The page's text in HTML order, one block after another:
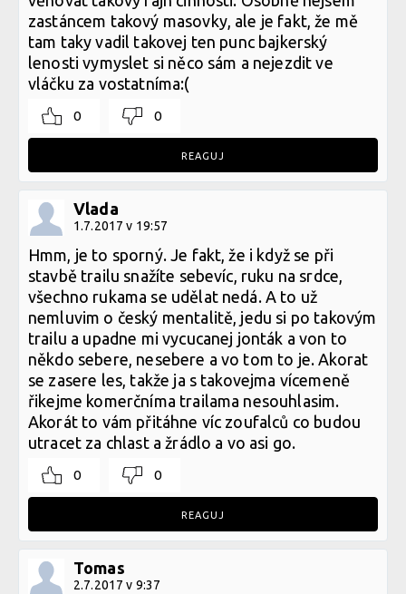
zastáncem takový masovky, ale je fakt, že mě
tam taky vadil takovej ten punc bajkerský
lenosti vymyslet si něco sám a nejezdit ve
vláčku za vostatníma:(
0 0
REAGUJ
Vlada
1.7.2017 v 19:57
Hmm, je to sporný. Je fakt, že i když se při
stavbě trailu snažíte sebevíc, ruku na srdce,
všechno rukama se udělat nedá. A to už
nemluvim o český mentalitě, jedu si po takovým
trailu a upadne mi vycucanej jonták a von to
někdo sebere, nesebere a vo tom to je. Akorat
se zasere les, takže ja s takovejma vícemeně
řikejme komerčníma trailama nesouhlasim.
Akorát to vám přitáhne víc zoufalců co budou
utracet za chlast a žrádlo a vo asi go.
0 0
REAGUJ
Tomas
2.7.2017 v 9:37